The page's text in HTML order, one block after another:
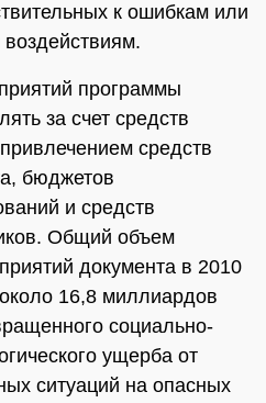
к ошибкам или
программы
за счет средств
средств
бюджетов
и средств
Общий объем
документа в 2010
16,8 миллиардов
социально-
ущерба от
ситуаций на опасных